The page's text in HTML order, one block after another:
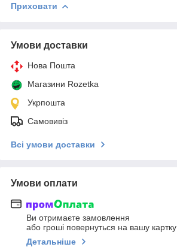
Приховати
Умови доставки
Нова Пошта
Магазини Rozetka
Укрпошта
Самовивіз
Всі умови доставки
Умови оплати
Ви отримаєте замовлення
або гроші повернуться на вашу картку
Детальніше